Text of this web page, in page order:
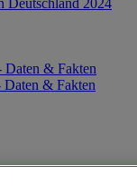
Daten & Fakten
Daten & Fakten